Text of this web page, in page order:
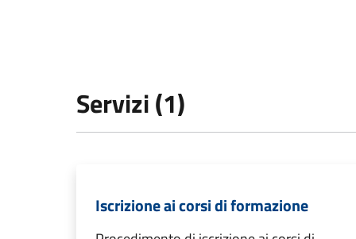
Servizi (1)
Iscrizione ai corsi di formazione